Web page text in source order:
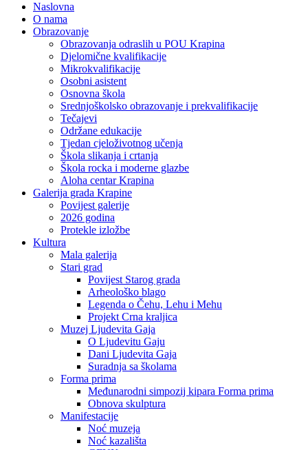
Naslovna
O nama
Obrazovanje
Obrazovanja odraslih u POU Krapina
Djelomične kvalifikacije
Mikrokvalifikacije
Osobni asistent
Osnovna škola
Srednjoškolsko obrazovanje i prekvalifikacije
Tečajevi
Održane edukacije
Tjedan cjeloživotnog učenja
Škola slikanja i crtanja
Škola rocka i moderne glazbe
Aloha centar Krapina
Galerija grada Krapine
Povijest galerije
2026 godina
Protekle izložbe
Kultura
Mala galerija
Stari grad
Povijest Starog grada
Arheološko blago
Legenda o Čehu, Lehu i Mehu
Projekt Crna kraljica
Muzej Ljudevita Gaja
O Ljudevitu Gaju
Dani Ljudevita Gaja
Suradnja sa školama
Forma prima
Međunarodni simpozij kipara Forma prima
Obnova skulptura
Manifestacije
Noć muzeja
Noć kazališta